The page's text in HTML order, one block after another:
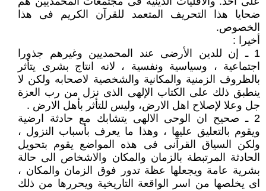
ضحايا هذا التحريف المتعمد للقرآن الكريم فى هذا
الخصوص.
أخيرا :
1 ـ إن للدين الأرضى عند المحمديين وغيرهم جذورا
اجتماعية ، وسياسية ونفسية ، لانه انتاج بشرى يتأثر
بالظروف الزمنية والمكانية والشخصية لاصحابه ولكن لا
ينطبق ذلك على الكتاب الإلهى الذى نزل من رب العزة
جل وعلا لإصلاح اهل الارض، وليس للتأثر بأهل الارض .
2 ـ صحيح ان الوحى الالهى يتشابك مع حادثة ارضية
ويقوم بالتعليق عليها ، وهذا ما يعرف بأسباب النزول ،
ولكن السياق القرآنى فى هذه المواضع يقوم بتحويل
الحادثة المرتبطة بالزمان والمكان والاشخاص الى حالة
بشرية عامة ويجعلها عظة تدور فوق الزمان والمكان ،
اى يخلصها من اسر الواقعة التاريخية ويحررها من ذلك